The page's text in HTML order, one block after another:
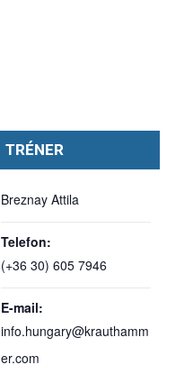
TRÉNER
Breznay Attila
Telefon:
(+36 30) 605 7946
E-mail:
info.hungary@krauthamm
er.com